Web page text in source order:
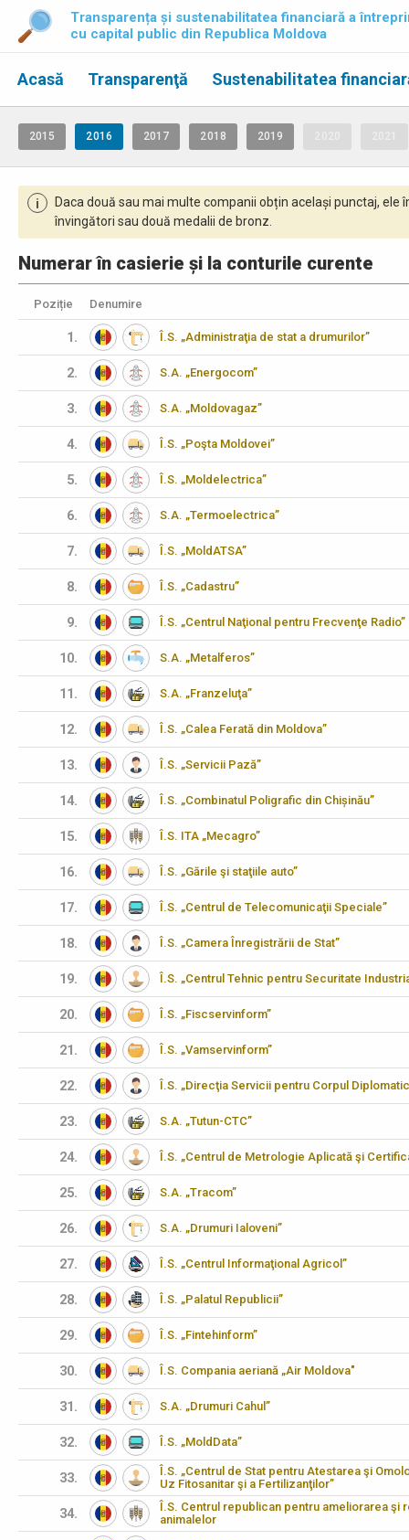
Transparența și sustenabilitatea financiară a
cu capital public din Republica Moldova
Acasă Transparenţă Sustenabilitatea
2015 2016 2017 2018 2019
i
Daca două sau mai multe companii obțin același punctaj,
învingători sau două medalii de bronz.
Numerar în casierie și la conturile curente
Poziție Denumire
1. Î.S. „Administraţia de stat a drumurilor”
2. S.A. „Energocom”
3. S.A. „Moldovagaz”
4. Î.S. „Poşta Moldovei”
5. Î.S. „Moldelectrica”
6. S.A. „Termoelectrica”
7. Î.S. „MoldATSA”
8. Î.S. „Cadastru”
9. Î.S. „Centrul Naţional pentru Frecvenţe Radio”
10. S.A. „Metalferos”
11. S.A. „Franzeluţa”
12. Î.S. „Calea Ferată din Moldova”
13. Î.S. „Servicii Pază”
14. Î.S. „Combinatul Poligrafic din Chișinău”
15. Î.S. ITA „Mecagro”
16. Î.S. „Gările şi staţiile auto”
17. Î.S. „Centrul de Telecomunicaţii Speciale”
18. Î.S. „Camera Înregistrării de Stat”
19. Î.S. „Centrul Tehnic pentru Securitate
20. Î.S. „Fiscservinform”
21. Î.S. „Vamservinform”
22. Î.S. „Direcţia Servicii pentru Corpul
23. S.A. „Tutun-CTC”
24. Î.S. „Centrul de Metrologie Aplicată şi
25. S.A. „Tracom”
26. S.A. „Drumuri Ialoveni”
27. Î.S. „Centrul Informaţional Agricol”
28. Î.S. „Palatul Republicii”
29. Î.S. „Fintehinform”
30. Î.S. Compania aeriană „Air Moldova"
31. S.A. „Drumuri Cahul”
32. Î.S. „MoldData”
33.
Î.S. „Centrul de Stat pentru Atestarea şi
Uz Fitosanitar şi a Fertilizanţilor”
34.
Î.S. Centrul republican pentru ameliorarea şi
animalelor